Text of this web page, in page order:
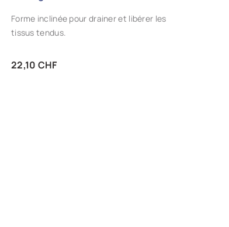
Forme inclinée pour drainer et libérer les
tissus tendus.
Prix
22,10 CHF